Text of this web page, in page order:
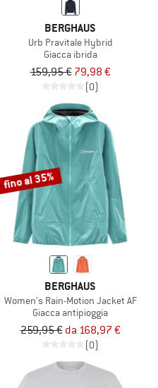
BERGHAUS
Urb Pravitale Hybrid
Giacca ibrida
159,95 € 79,98 €
(0)
fino al 35%
BERGHAUS
Women's Rain-Motion Jacket AF
Giacca antipioggia
259,95 € da 168,97 €
(0)